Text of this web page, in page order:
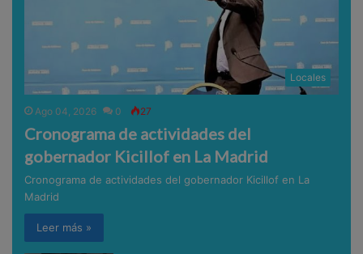
Locales
Ago 04, 2026 0 27
Cronograma de actividades del
gobernador Kicillof en La Madrid
Cronograma de actividades del gobernador Kicillof en La
Madrid
Leer más »